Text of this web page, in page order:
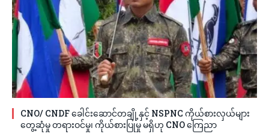
CNO/ CNDF ခေါင်းဆောင်တချို့နှင့် NSPNC ကိုယ်စားလှယ်များ
တွေ့ဆုံမှု တရားဝင်မှု၊ ကိုယ်စားပြုမှု မရှိဟု CNO ကြေညာ